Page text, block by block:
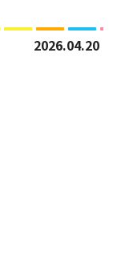
2026.04.20